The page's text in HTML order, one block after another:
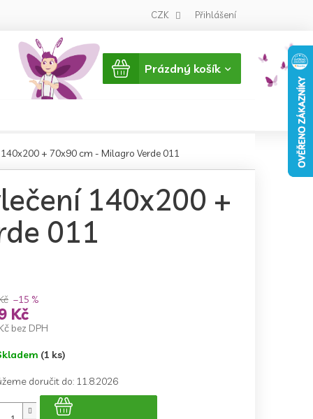
CZK Přihlášení
Nákupní
košík
Prázdný košík
+ 70x90 cm - Milagro Verde 011
140x200 +
011
–15 %
Kč
bez DPH
(1 ks)
doručit do: 11.8.2026